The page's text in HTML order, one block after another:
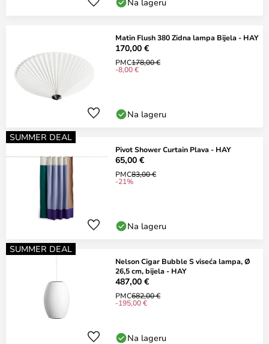
Matin Flush 380 Zidna lampa Bijela - HAY
170,00 €
PMC178,00 €
-8,00 €
Na lageru
SUMMER DEAL
Pivot Shower Curtain Plava - HAY
65,00 €
PMC83,00 €
-21%
Na lageru
SUMMER DEAL
Nelson Cigar Bubble S viseća lampa, Ø
26,5 cm, bijela - HAY
487,00 €
PMC682,00 €
-195,00 €
Na lageru